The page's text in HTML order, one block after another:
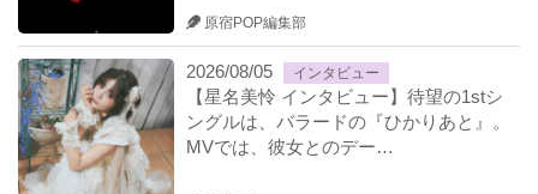
原宿POP編集部
2026/08/05 インタビュー
【星名美怜 インタビュー】待望の1stシ
ングルは、バラードの『ひかりあと』。
MVでは、彼女とのデー…